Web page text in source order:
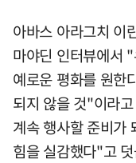
아바스 아라그치 이
마야딘 인터뷰에서
예로운 평화를 원한
되지 않을 것"이라
계속 행사할 준비가
힘을 실감했다"고